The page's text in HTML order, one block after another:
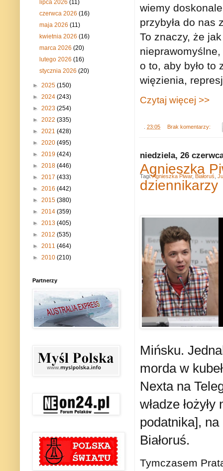
wiemy
przybyła do nas
To znaczy, że
o to, aby było to
więzienia,
Czytaj więcej >>
23:05 Brak komentarzy:
niedziela, 26
Agnieszka
dziennikarzy
Mińsku.
morda w
Nexta na
władze
podatnika],
Białoruś.
Tymczasem
Tagi:Agnieszka Piwar, Białoruś
lipca 2026(11)
czerwca 2026(16)
maja 2026(11)
kwietnia 2026(16)
marca 2026(20)
lutego 2026(16)
stycznia 2026(20)
► 2025 (150)
► 2024 (243)
► 2023 (254)
► 2022 (335)
► 2021 (428)
► 2020 (495)
► 2019 (424)
► 2018 (446)
► 2017 (433)
► 2016 (442)
► 2015 (380)
► 2014 (359)
► 2013 (405)
► 2012 (535)
► 2011 (464)
► 2010 (210)
Partnerzy